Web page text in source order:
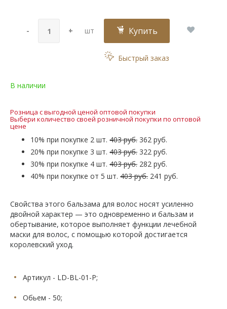
- + шт Купить
Быстрый заказ
В наличии
Розница с выгодной ценой оптовой покупки
Выбери количество своей розничной покупки по оптовой
цене
10% при покупке 2 шт. 403 руб. 362 руб.
20% при покупке 3 шт. 403 руб. 322 руб.
30% при покупке 4 шт. 403 руб. 282 руб.
40% при покупке от 5 шт. 403 руб. 241 руб.
Свойства этого бальзама для волос носят усиленно
двойной характер — это одновременно и бальзам и
обертывание, которое выполняет функции лечебной
маски для волос, с помощью которой достигается
королевский уход.
Артикул - LD-BL-01-P;
Обьем - 50;